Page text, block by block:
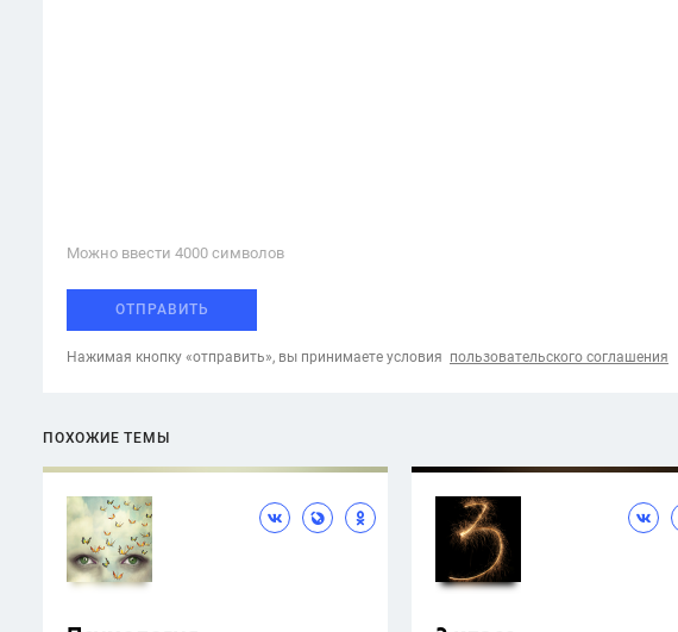
Можно ввести 4000 cимволов
ОТПРАВИТЬ
Нажимая кнопку «отправить», вы принимаете условия пользовательского соглашения
ПОХОЖИЕ ТЕМЫ